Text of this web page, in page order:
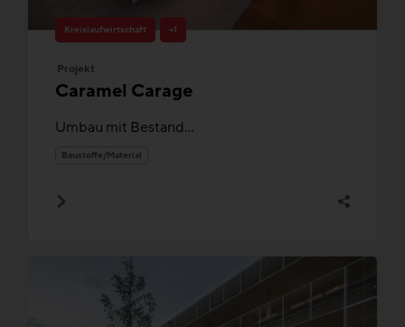
Kreislaufwirtschaft +1
Projekt
Caramel Carage
Umbau mit Bestand...
Baustoffe/Material